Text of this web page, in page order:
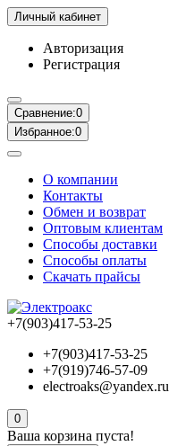
Личный кабинет
Авторизация
Регистрация
Сравнение:0
Избранное:0
О компании
Контакты
Обмен и возврат
Оптовым клиентам
Способы доставки
Способы оплаты
Скачать прайсы
+7(903)417-53-25
+7(903)417-53-25
+7(919)746-57-09
electroaks@yandex.ru
0
Ваша корзина пуста!